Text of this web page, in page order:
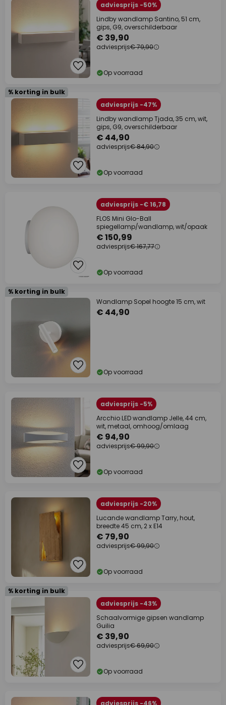
adviesprijs -50%
Lindby wandlamp Santino, 51 cm,
gips, G9, overschilderbaar
€ 39,90
adviesprijs€ 79,90
Op voorraad
% korting in bulk
adviesprijs -47%
Lindby wandlamp Tjada, 35 cm, wit,
gips, G9, overschilderbaar
€ 44,90
adviesprijs€ 84,90
Op voorraad
adviesprijs -€ 16,78
FLOS Mini Glo-Ball
spiegellamp/wandlamp, wit/opaak
€ 150,99
adviesprijs€ 167,77
Op voorraad
% korting in bulk
Wandlamp Sopel hoogte 15 cm, wit
€ 44,90
Op voorraad
adviesprijs -5%
Arcchio LED wandlamp Jelle, 44 cm,
wit, metaal, omhoog/omlaag
€ 94,90
adviesprijs€ 99,90
Op voorraad
adviesprijs -20%
Lucande wandlamp Tarry, hout,
breedte 45 cm, 2 x E14
€ 79,90
adviesprijs€ 99,90
Op voorraad
% korting in bulk
adviesprijs -43%
Schaalvormige gipsen wandlamp
Guilia
€ 39,90
adviesprijs€ 69,90
Op voorraad
adviesprijs -46%